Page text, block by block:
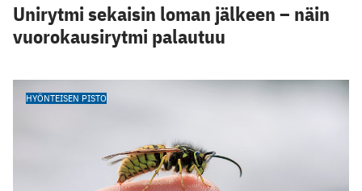
Unirytmi sekaisin loman jälkeen – näin
vuorokausirytmi palautuu
HYÖNTEISEN PISTO